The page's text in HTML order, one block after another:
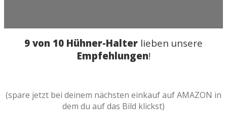
9 von 10 Hühner-Halter lieben unsere
Empfehlungen!
(spare jetzt bei deinem nächsten einkauf auf AMAZON in
dem du auf das Bild klickst)